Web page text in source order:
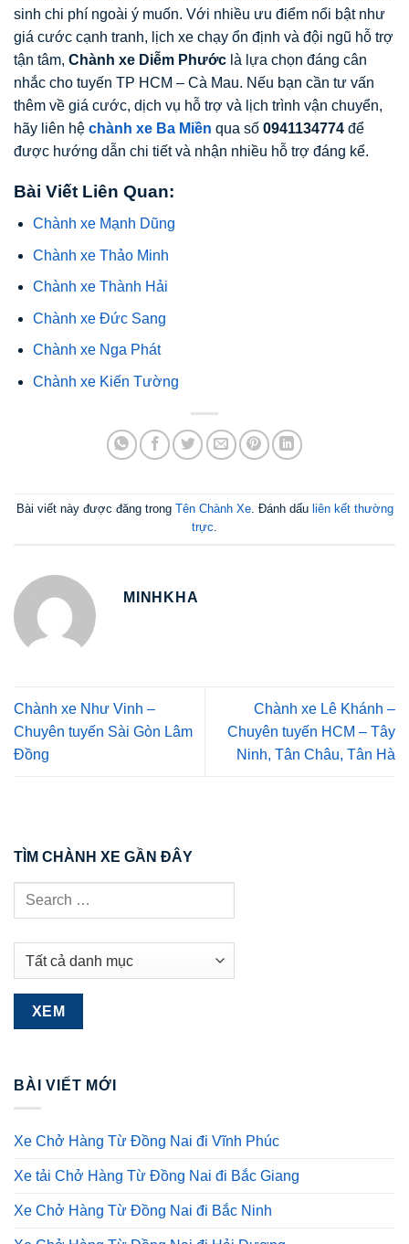
sinh chi phí ngoài ý muốn. Với nhiều ưu điểm nổi bật như
giá cước cạnh tranh, lịch xe chạy ổn định và đội ngũ hỗ trợ
tận tâm, Chành xe Diễm Phước là lựa chọn đáng cân
nhắc cho tuyến TP HCM – Cà Mau. Nếu bạn cần tư vấn
thêm về giá cước, dịch vụ hỗ trợ và lịch trình vận chuyển,
hãy liên hệ chành xe Ba Miền qua số 0941134774 để
được hướng dẫn chi tiết và nhận nhiều hỗ trợ đáng kể.
Bài Viết Liên Quan:
Chành xe Mạnh Dũng
Chành xe Thảo Minh
Chành xe Thành Hải
Chành xe Đức Sang
Chành xe Nga Phát
Chành xe Kiến Tường
Bài viết này được đăng trong Tên Chành Xe. Đánh dấu liên kết thường
trực.
MINHKHA
Chành xe Như Vinh –
Chuyên tuyến Sài Gòn Lâm
Đồng
Chành xe Lê Khánh –
Chuyên tuyến HCM – Tây
Ninh, Tân Châu, Tân Hà
TÌM CHÀNH XE GẦN ĐÂY
BÀI VIẾT MỚI
Xe Chở Hàng Từ Đồng Nai đi Vĩnh Phúc
Xe tải Chở Hàng Từ Đồng Nai đi Bắc Giang
Xe Chở Hàng Từ Đồng Nai đi Bắc Ninh